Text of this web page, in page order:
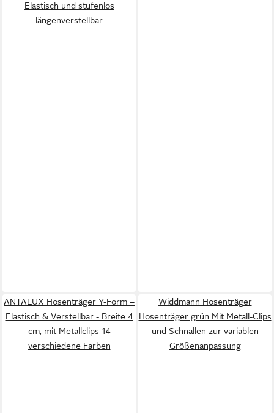
Elastisch und stufenlos
längenverstellbar
ANTALUX Hosenträger Y-Form –
Elastisch & Verstellbar - Breite 4
cm, mit Metallclips 14
verschiedene Farben
Widdmann Hosenträger
Hosenträger grün Mit Metall-Clips
und Schnallen zur variablen
Größenanpassung